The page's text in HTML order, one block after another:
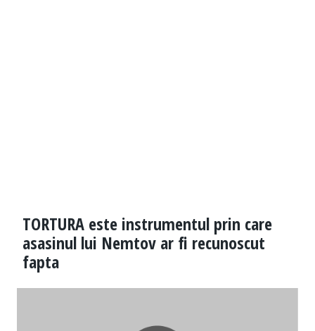
TORTURA este instrumentul prin care
asasinul lui Nemtov ar fi recunoscut
fapta